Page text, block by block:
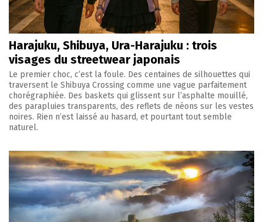
Harajuku, Shibuya, Ura-Harajuku : trois
visages du streetwear japonais
Le premier choc, c’est la foule. Des centaines de silhouettes qui
traversent le Shibuya Crossing comme une vague parfaitement
chorégraphiée. Des baskets qui glissent sur l’asphalte mouillé,
des parapluies transparents, des reflets de néons sur les vestes
noires. Rien n’est laissé au hasard, et pourtant tout semble
naturel.